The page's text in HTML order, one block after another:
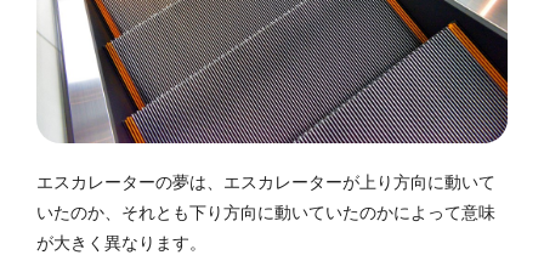
エスカレーターの夢は、エスカレーターが上り方向に動いて
いたのか、それとも下り方向に動いていたのかによって意味
が大きく異なります。